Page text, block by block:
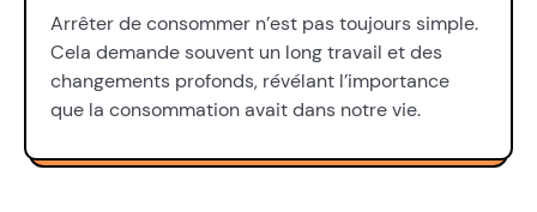
Arrêter de consommer n’est pas toujours simple.
Cela demande souvent un long travail et des
changements profonds, révélant l’importance
que la consommation avait dans notre vie.